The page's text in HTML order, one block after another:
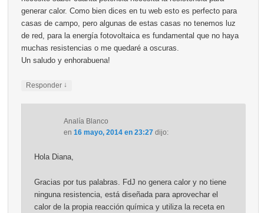
generar calor. Como bien dices en tu web esto es perfecto para
casas de campo, pero algunas de estas casas no tenemos luz
de red, para la energía fotovoltaica es fundamental que no haya
muchas resistencias o me quedaré a oscuras.
Un saludo y enhorabuena!
Responder ↓
Analía Blanco
en 16 mayo, 2014 en 23:27 dijo:
Hola Diana,
Gracias por tus palabras. FdJ no genera calor y no tiene
ninguna resistencia, está diseñada para aprovechar el
calor de la propia reacción química y utiliza la receta en